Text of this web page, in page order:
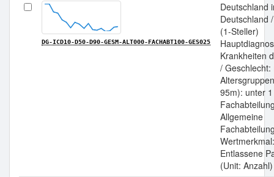
DG-ICD10-D50-D90-GESM-ALT000-FACHABT100-GES025
Deutschland
Deutschland
(1-Steller)
Krankheiten
/ Geschlecht:
95m): unter
Allgemeine
Wertmerkmal:
Entlassene
(Unit: Anzahl)